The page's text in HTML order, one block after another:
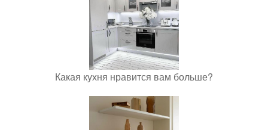
Какая кухня нравится вам больше?